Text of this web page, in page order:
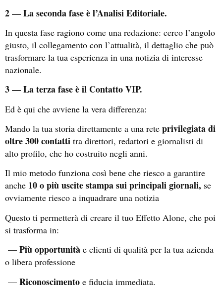
2 — La seconda fase è l’Analisi Editoriale.
In questa fase ragiono come una redazione: cerco l’angolo
giusto, il collegamento con l’attualità, il dettaglio che può
trasformare la tua esperienza in una notizia di interesse
nazionale.
3 — La terza fase è il Contatto VIP.
Ed è qui che avviene la vera differenza:
Mando la tua storia direttamente a una rete privilegiata di
oltre 300 contatti tra direttori, redattori e giornalisti di
alto profilo, che ho costruito negli anni.
Il mio metodo funziona così bene che riesco a garantire
anche 10 o più uscite stampa sui principali giornali, se
ovviamente riesco a inquadrare una notizia
Questo ti permetterà di creare il tuo Effetto Alone, che poi
si trasforma in:
— Più opportunità e clienti di qualità per la tua azienda
o libera professione
— Riconoscimento e fiducia immediata.